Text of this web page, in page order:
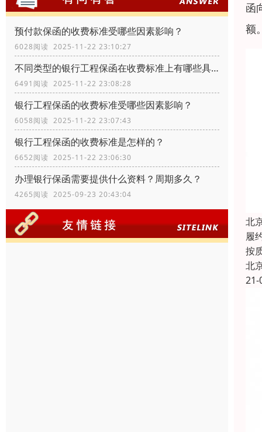
预付款保函的收费标准受哪些因素影响？
6028阅读 2025-11-22 23:10:27
不同类型的银行工程保函在收费标准上有哪些具体差异？
6491阅读 2025-11-22 23:08:28
银行工程保函的收费标准受哪些因素影响？
6058阅读 2025-11-22 23:07:43
银行工程保函的收费标准是怎样的？
6652阅读 2025-11-22 23:06:30
办理银行保函需要提供什么资料？周期多久？
4265阅读 2025-09-23 20:43:04
函
额
北
履
按
北
21-